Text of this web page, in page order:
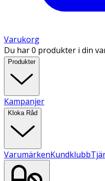
Varukorg
Du har 0 produkter i din
Produkter
Kampanjer
Kloka Råd
VarumärkenKundklubb